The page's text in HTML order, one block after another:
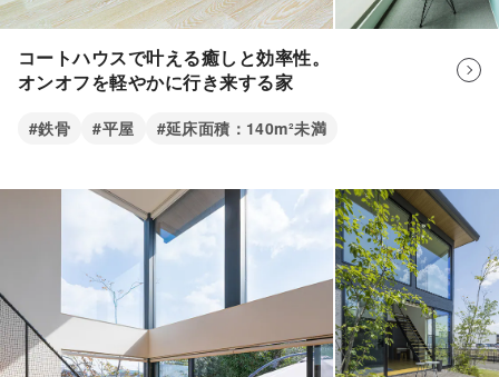
コートハウスで叶える癒しと効率性。
オンオフを軽やかに行き来する家
#鉄骨 #平屋 #延床面積：140m²未満